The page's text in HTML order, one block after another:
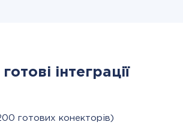
готові інтеграції
готових конекторів)